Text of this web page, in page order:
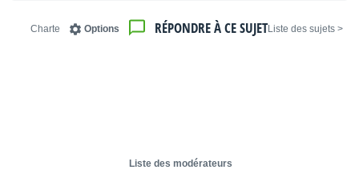
< Liste des sujets
RÉPONDRE À CE SUJET
Options
Charte
Liste des modérateurs